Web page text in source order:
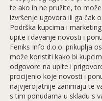
te ako ih ne pružite, to
izvršenje ugovora ili ga čak
Podrška kupcima i
upite i davanje novosti i
Feniks Info d.o.o. prikuplja
može koristiti kako bi
odgovore na upite i
procijenio koje novosti i
najvjerojatnije zanimaju te
s tim ponudama u skladu s